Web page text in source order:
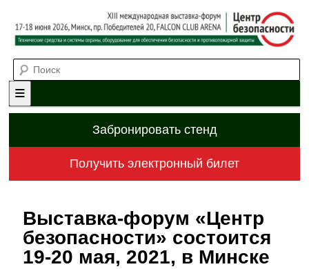
XII международная выставка-
форум «Центр безопасности»
систем охраны, оборудования для обеспечения безопасности и
противопожарной защиты. 4-5 июня 2025, Минск, пр. Победителей,
20
Главное меню
Перейти к основному содержимому
Перейти к дополнительному содержимому
Забронировать стенд
Получить электронный билет
Выставка-форум «Центр
безопасности» состоится
19-20 мая, 2021, в Минске